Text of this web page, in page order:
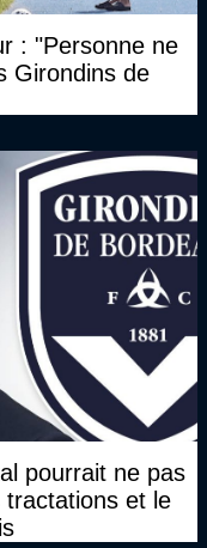
: "Personne ne
Girondins de
pourrait ne pas
et le